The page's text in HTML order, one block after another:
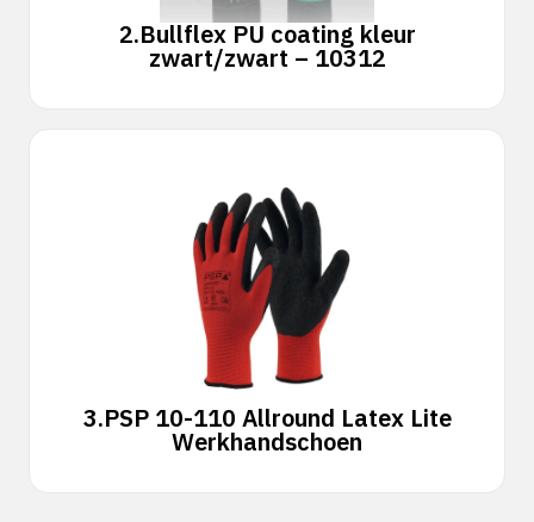
2.Bullflex PU coating kleur
zwart/zwart – 10312
3.PSP 10-110 Allround Latex Lite
Werkhandschoen